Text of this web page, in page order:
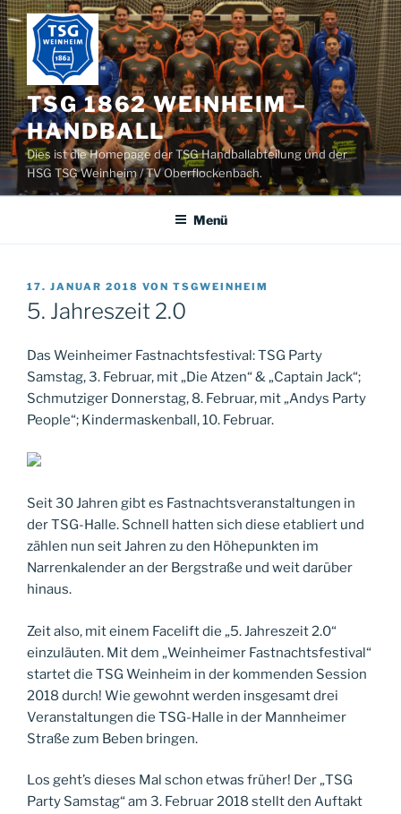
Zum
Inhalt
springen
TSG 1862 WEINHEIM –
HANDBALL
Dies ist die Homepage der TSG Handballabteilung und der
HSG TSG Weinheim / TV Oberflockenbach.
Menü
VERÖFFENTLICHT
AM
17. JANUAR 2018 VON TSGWEINHEIM
5. Jahreszeit 2.0
Das Weinheimer Fastnachtsfestival: TSG Party
Samstag, 3. Februar, mit „Die Atzen“ & „Captain Jack“;
Schmutziger Donnerstag, 8. Februar, mit „Andys Party
People“; Kindermaskenball, 10. Februar.
Seit 30 Jahren gibt es Fastnachtsveranstaltungen in
der TSG-Halle. Schnell hatten sich diese etabliert und
zählen nun seit Jahren zu den Höhepunkten im
Narrenkalender an der Bergstraße und weit darüber
hinaus.
Zeit also, mit einem Facelift die „5. Jahreszeit 2.0“
einzuläuten. Mit dem „Weinheimer Fastnachtsfestival“
startet die TSG Weinheim in der kommenden Session
2018 durch! Wie gewohnt werden insgesamt drei
Veranstaltungen die TSG-Halle in der Mannheimer
Straße zum Beben bringen.
Los geht’s dieses Mal schon etwas früher! Der „TSG
Party Samstag“ am 3. Februar 2018 stellt den Auftakt